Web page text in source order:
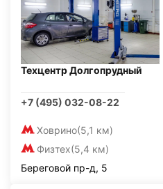
Техцентр Долгопрудный
+7 (495) 032-08-22
Ховрино(5,1 км)
Физтех(5,4 км)
Береговой пр-д, 5